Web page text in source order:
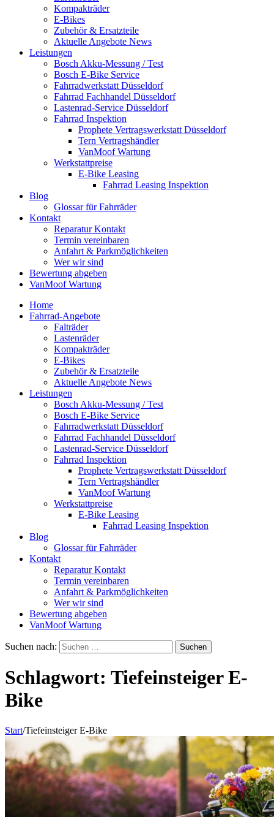
Kompakträder
E-Bikes
Zubehör & Ersatzteile
Aktuelle Angebote News
Leistungen
Bosch Akku-Messung / Test
Bosch E-Bike Service
Fahrradwerkstatt Düsseldorf
Fahrrad Fachhandel Düsseldorf
Lastenrad-Service Düsseldorf
Fahrrad Inspektion
Prophete Vertragswerkstatt Düsseldorf
Tern Vertragshändler
VanMoof Wartung
Werkstattpreise
E-Bike Leasing
Fahrrad Leasing Inspektion
Blog
Glossar für Fahrräder
Kontakt
Reparatur Kontakt
Termin vereinbaren
Anfahrt & Parkmöglichkeiten
Wer wir sind
Bewertung abgeben
VanMoof Wartung
Home
Fahrrad-Angebote
Falträder
Lastenräder
Kompakträder
E-Bikes
Zubehör & Ersatzteile
Aktuelle Angebote News
Leistungen
Bosch Akku-Messung / Test
Bosch E-Bike Service
Fahrradwerkstatt Düsseldorf
Fahrrad Fachhandel Düsseldorf
Lastenrad-Service Düsseldorf
Fahrrad Inspektion
Prophete Vertragswerkstatt Düsseldorf
Tern Vertragshändler
VanMoof Wartung
Werkstattpreise
E-Bike Leasing
Fahrrad Leasing Inspektion
Blog
Glossar für Fahrräder
Kontakt
Reparatur Kontakt
Termin vereinbaren
Anfahrt & Parkmöglichkeiten
Wer wir sind
Bewertung abgeben
VanMoof Wartung
Suchen nach:
Schlagwort: Tiefeinsteiger E-
Bike
Start/Tiefeinsteiger E-Bike